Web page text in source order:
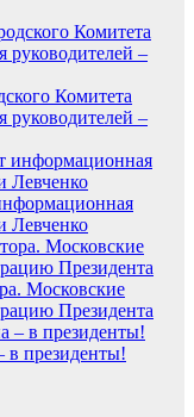
Комитета
–
Левченко
Московские
Президента
в президенты!